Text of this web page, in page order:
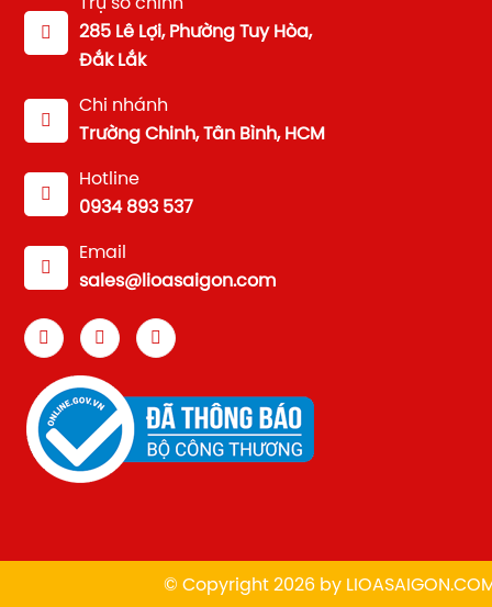
Trự sở chính
285 Lê Lợi, Phường Tuy Hòa,
Đắk Lắk
Chi nhánh
Trường Chinh, Tân Bình, HCM
Hotline
0934 893 537
Email
sales@lioasaigon.com
© Copyright 2026 by L